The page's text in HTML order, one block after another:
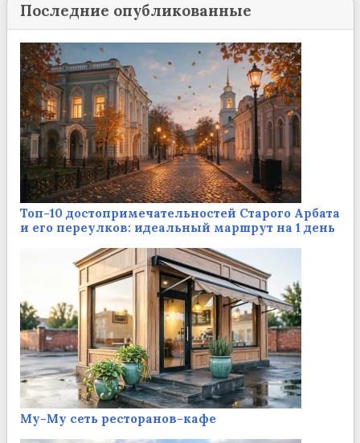
Последние опубликованные
Топ-10 достопримечательностей Старого Арбата
и его переулков: идеальный маршрут на 1 день
Му-Му сеть ресторанов-кафе